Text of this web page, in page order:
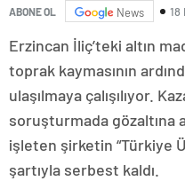
ABONE OL News 18
Erzincan İliç’teki altın
toprak kaymasının
ulaşılmaya çalışılıyor.
soruşturmada gözaltına
işleten şirketin “Türkiye
şartıyla serbest kaldı.